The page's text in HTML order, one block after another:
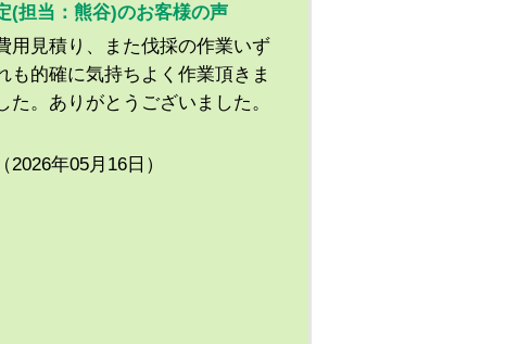
(担当：熊谷)のお客様の声
用見積り、また伐採の作業いず
も的確に気持ちよく作業頂きま
た。ありがとうございました。
（2026年05月16日）